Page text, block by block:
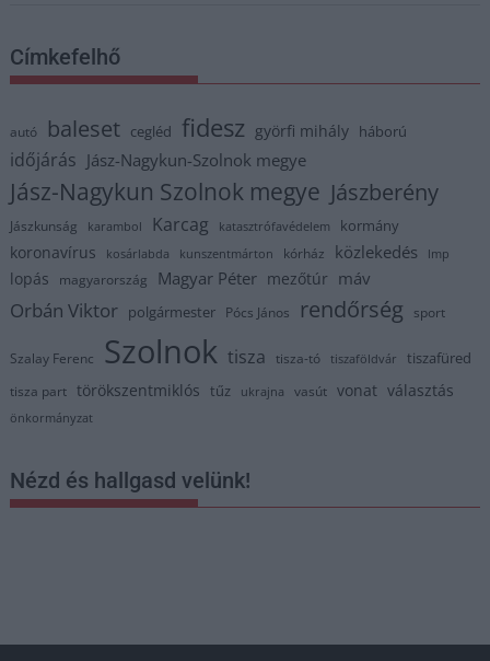
Címkefelhő
autó baleset cegléd fidesz györfi mihály háború
időjárás Jász-Nagykun-Szolnok megye
Jász-Nagykun Szolnok megye Jászberény
Jászkunság karambol Karcag katasztrófavédelem kormány
koronavírus kosárlabda kunszentmárton kórház közlekedés lmp
lopás magyarország Magyar Péter mezőtúr máv
Orbán Viktor polgármester Pócs János rendőrség sport
Szalay Ferenc Szolnok tisza tisza-tó tiszaföldvár tiszafüred
tisza part törökszentmiklós tűz ukrajna vasút vonat választás
önkormányzat
Nézd és hallgasd velünk!